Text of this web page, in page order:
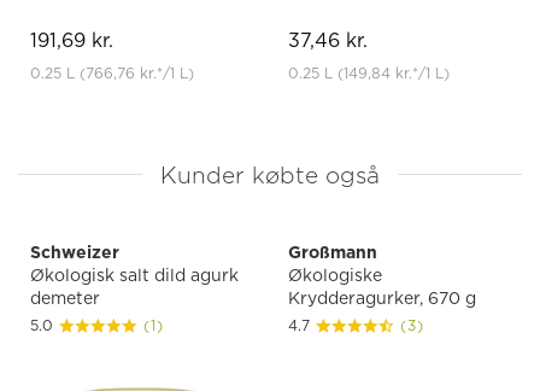
191,69 kr.
0.25 L (766,76 kr.*/1 L)
37,46 kr.
0.25 L (149,84 kr.*/1 L)
Kunder købte også
Schweizer
Økologisk salt dild agurk
demeter
5.0 (1)
Großmann
Økologiske
Krydderagurker, 670 g
4.7 (3)